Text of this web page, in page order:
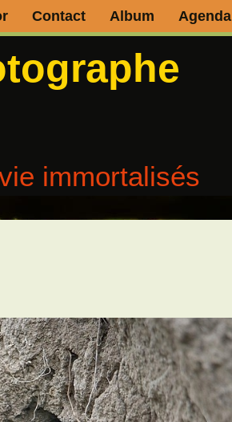
Contact Album Agenda
immortalisés